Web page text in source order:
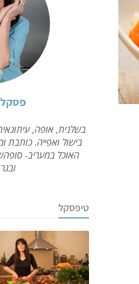
פסקל
בשלנית, אופה,
בישול ואפייה. כותבת
האוכל במעריב-
טיפסקל